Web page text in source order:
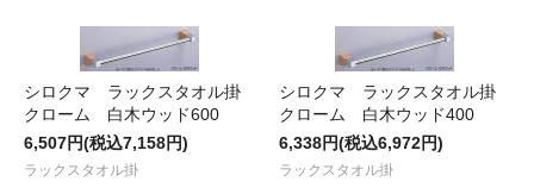
シロクマ ラックスタオル掛
クローム 白木ウッド600
6,507円(税込7,158円)
ラックスタオル掛
シロクマ ラックスタオル掛
クローム 白木ウッド400
6,338円(税込6,972円)
ラックスタオル掛